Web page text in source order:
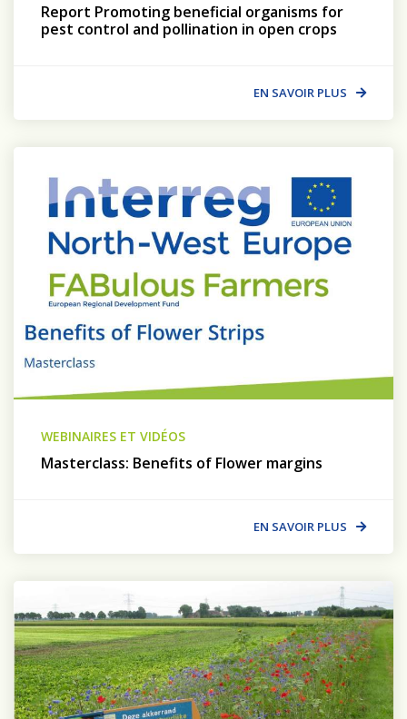
Report Promoting beneficial organisms for
pest control and pollination in open crops
EN SAVOIR PLUS
WEBINAIRES ET VIDÉOS
Masterclass: Benefits of Flower margins
EN SAVOIR PLUS